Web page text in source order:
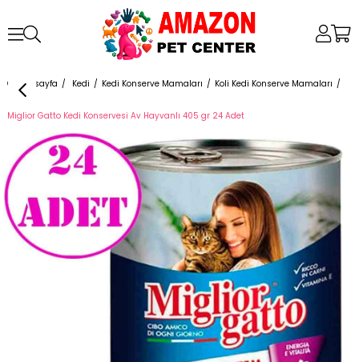
Anasayfa Kedi Kedi Konserve Mamaları Koli Kedi Konserve Mamaları
Miglior Gatto Kedi Konservesi Av Hayvanlı 405 gr 24 Adet